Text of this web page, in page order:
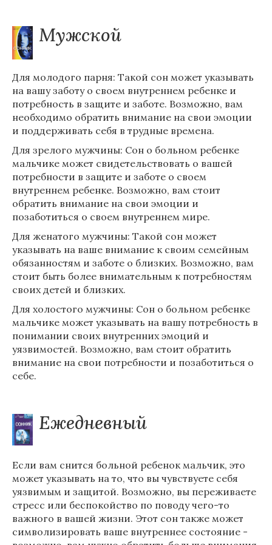
Мужской
Для молодого парня: Такой сон может указывать
на вашу заботу о своем внутреннем ребенке и
потребность в защите и заботе. Возможно, вам
необходимо обратить внимание на свои эмоции
и поддерживать себя в трудные времена.
Для зрелого мужчины: Сон о больном ребенке
мальчике может свидетельствовать о вашей
потребности в защите и заботе о своем
внутреннем ребенке. Возможно, вам стоит
обратить внимание на свои эмоции и
позаботиться о своем внутреннем мире.
Для женатого мужчины: Такой сон может
указывать на ваше внимание к своим семейным
обязанностям и заботе о близких. Возможно, вам
стоит быть более внимательным к потребностям
своих детей и близких.
Для холостого мужчины: Сон о больном ребенке
мальчике может указывать на вашу потребность в
понимании своих внутренних эмоций и
уязвимостей. Возможно, вам стоит обратить
внимание на свои потребности и позаботиться о
себе.
Ежедневный
Если вам снится больной ребенок мальчик, это
может указывать на то, что вы чувствуете себя
уязвимым и защитой. Возможно, вы переживаете
стресс или беспокойство по поводу чего-то
важного в вашей жизни. Этот сон также может
символизировать ваше внутреннее состояние -